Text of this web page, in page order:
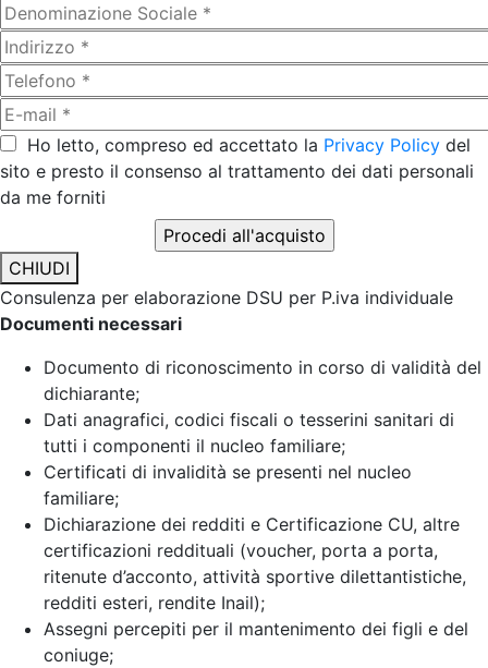
Ho letto, compreso ed accettato la Privacy Policy del
sito e presto il consenso al trattamento dei dati personali
da me forniti
CHIUDI
Consulenza per elaborazione DSU per P.iva individuale
Documenti necessari
Documento di riconoscimento in corso di validità del
dichiarante;
Dati anagrafici, codici fiscali o tesserini sanitari di
tutti i componenti il nucleo familiare;
Certificati di invalidità se presenti nel nucleo
familiare;
Dichiarazione dei redditi e Certificazione CU, altre
certificazioni reddituali (voucher, porta a porta,
ritenute d’acconto, attività sportive dilettantistiche,
redditi esteri, rendite Inail);
Assegni percepiti per il mantenimento dei figli e del
coniuge;